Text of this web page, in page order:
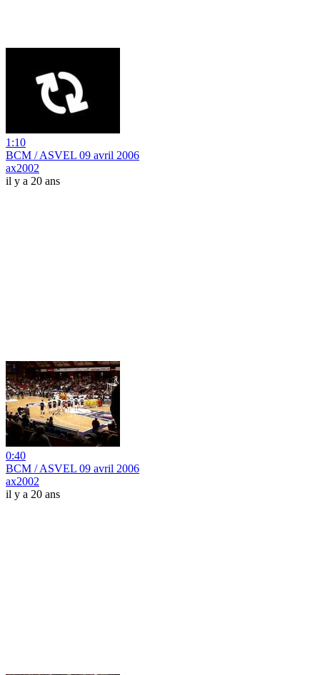
1:10
BCM / ASVEL 09 avril 2006
ax2002
il y a 20 ans
0:40
BCM / ASVEL 09 avril 2006
ax2002
il y a 20 ans